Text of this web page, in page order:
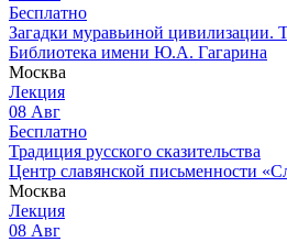
Бесплатно
Загадки муравьиной цивилизации.
Библиотека имени Ю.А. Гагарина
Москва
Лекция
08 Авг
Бесплатно
Традиция русского сказительства
Центр славянской письменности
Москва
Лекция
08 Авг